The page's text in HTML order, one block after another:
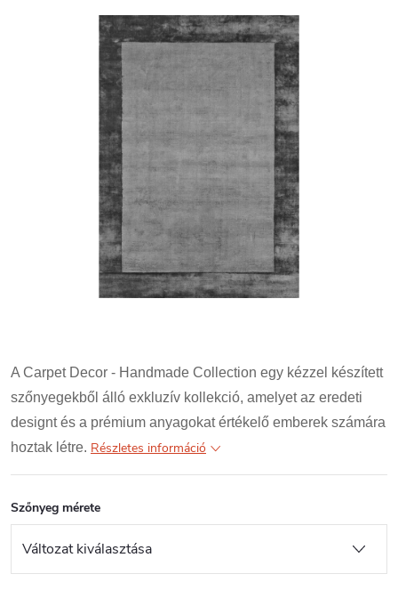
A Carpet Decor - Handmade Collection egy kézzel készített
szőnyegekből álló exkluzív kollekció, amelyet az eredeti
designt és a prémium anyagokat értékelő emberek számára
hoztak létre. Részletes információ
Szőnyeg mérete